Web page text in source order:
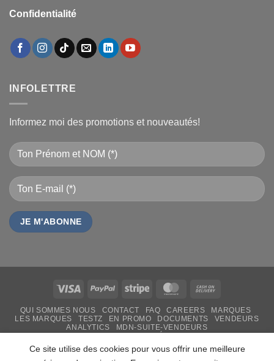
Confidentialité
INFOLETTRE
Informez moi des promotions et nouveautés!
Visa PayPal Stripe MasterCard
Delivery
QUI SOMMES NOUS CONTACT FAQ CAREERS
MARQUES
LES MARQUES
TESTZ EN PROMO DOCUMENTS
VENDEURS
ANALYTICS
MDN-SUITE-VENDEURS
FÊTE DES MÈRES 31 MAI 2026 CAMEROUN
PASS LIVRAISON & SERVICE
Ce site utilise des cookies pour vous offrir une meilleure